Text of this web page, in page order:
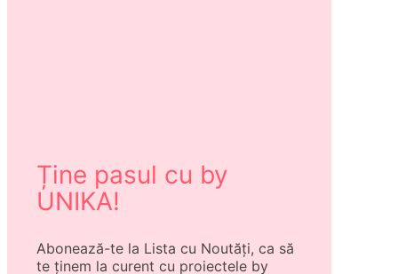
Ține pasul cu by
UNIKA!
Abonează-te la Lista cu Noutăți, ca să
te ținem la curent cu proiectele by